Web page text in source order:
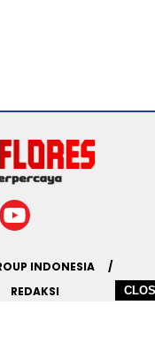
INDONESIA
REDAKSI